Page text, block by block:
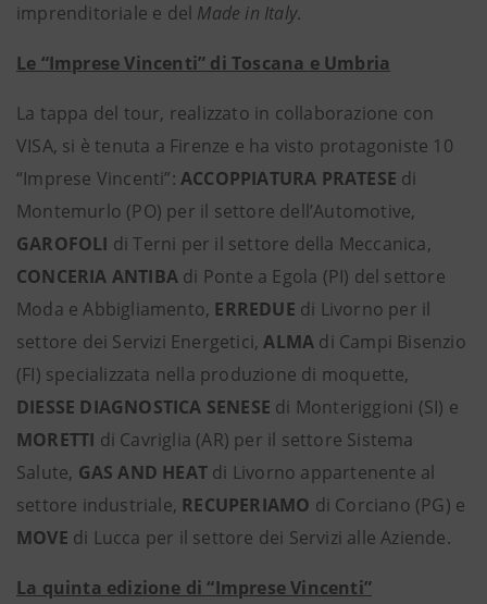
imprenditoriale e del Made in Italy.
Le “Imprese Vincenti” di Toscana e Umbria
La tappa del tour, realizzato in collaborazione con
VISA, si è tenuta a Firenze e ha visto protagoniste 10
“Imprese Vincenti”: ACCOPPIATURA PRATESE di
Montemurlo (PO) per il settore dell’Automotive,
GAROFOLI di Terni per il settore della Meccanica,
CONCERIA ANTIBA di Ponte a Egola (PI) del settore
Moda e Abbigliamento, ERREDUE di Livorno per il
settore dei Servizi Energetici,ALMA di Campi Bisenzio
(FI) specializzata nella produzione di moquette,
DIESSE DIAGNOSTICA SENESE di Monteriggioni (SI) e
MORETTI di Cavriglia (AR) per il settore Sistema
Salute, GAS AND HEAT di Livorno appartenente al
settore industriale, RECUPERIAMO di Corciano (PG) e
MOVE di Lucca per il settore dei Servizi alle Aziende.
La quinta edizione di “Imprese Vincenti”